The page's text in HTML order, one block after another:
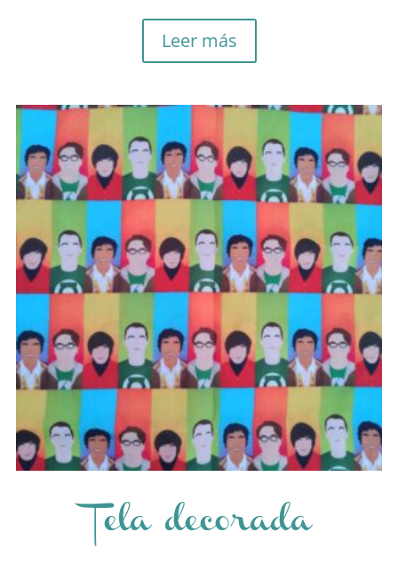
Leer más
Tela decorada